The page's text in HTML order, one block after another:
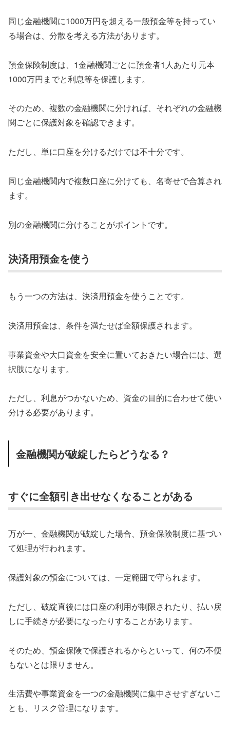
同じ金融機関に1000万円を超える一般預金等を持ってい
る場合は、分散を考える方法があります。
預金保険制度は、1金融機関ごとに預金者1人あたり元本
1000万円までと利息等を保護します。
そのため、複数の金融機関に分ければ、それぞれの金融機
関ごとに保護対象を確認できます。
ただし、単に口座を分けるだけでは不十分です。
同じ金融機関内で複数口座に分けても、名寄せで合算され
ます。
別の金融機関に分けることがポイントです。
決済用預金を使う
もう一つの方法は、決済用預金を使うことです。
決済用預金は、条件を満たせば全額保護されます。
事業資金や大口資金を安全に置いておきたい場合には、選
択肢になります。
ただし、利息がつかないため、資金の目的に合わせて使い
分ける必要があります。
金融機関が破綻したらどうなる？
すぐに全額引き出せなくなることがある
万が一、金融機関が破綻した場合、預金保険制度に基づい
て処理が行われます。
保護対象の預金については、一定範囲で守られます。
ただし、破綻直後には口座の利用が制限されたり、払い戻
しに手続きが必要になったりすることがあります。
そのため、預金保険で保護されるからといって、何の不便
もないとは限りません。
生活費や事業資金を一つの金融機関に集中させすぎないこ
とも、リスク管理になります。